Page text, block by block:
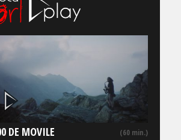
DE MOVILE (60 min.)